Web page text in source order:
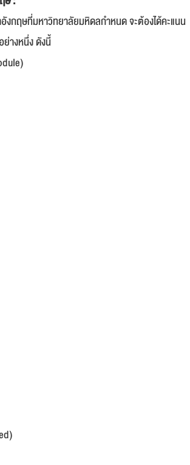
กฤษที่มหาวิทยาลัยมหิดลกำหนด จะต้องได้คะแนน
างหนึ่ง ดังนี้